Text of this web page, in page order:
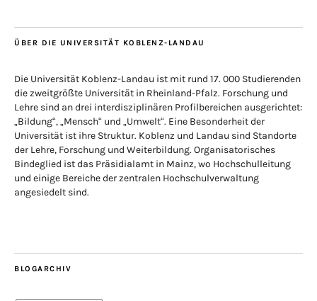
ÜBER DIE UNIVERSITÄT KOBLENZ-LANDAU
Die Universität Koblenz-Landau ist mit rund 17. 000 Studierenden
die zweitgrößte Universität in Rheinland-Pfalz. Forschung und
Lehre sind an drei interdisziplinären Profilbereichen ausgerichtet:
„Bildung“, „Mensch“ und „Umwelt“. Eine Besonderheit der
Universität ist ihre Struktur. Koblenz und Landau sind Standorte
der Lehre, Forschung und Weiterbildung. Organisatorisches
Bindeglied ist das Präsidialamt in Mainz, wo Hochschulleitung
und einige Bereiche der zentralen Hochschulverwaltung
angesiedelt sind.
BLOGARCHIV